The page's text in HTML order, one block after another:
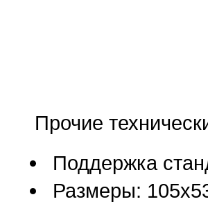
Прочие
Поддержка
Размеры: